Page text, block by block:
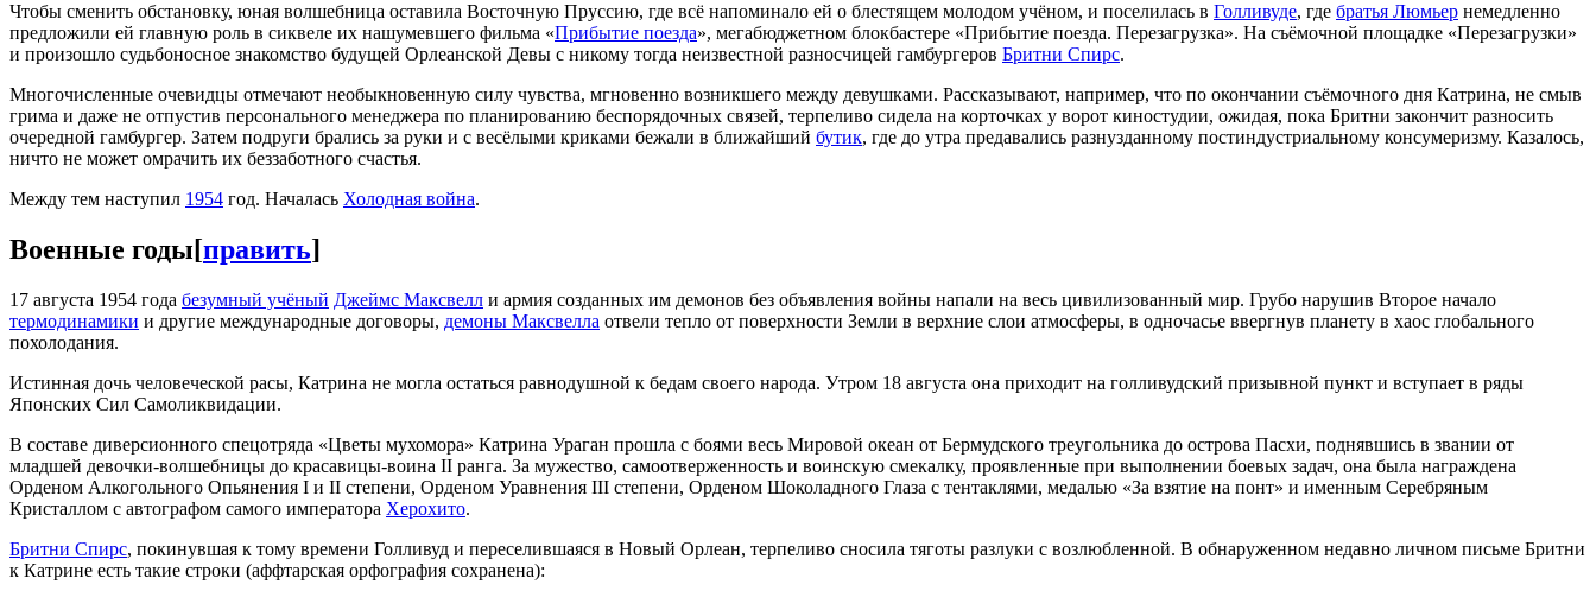
Чтобы сменить обстановку, юная волшебница оставила Восточную Пруссию, где всё напоминало ей о блестящем молодом учёном, и поселилась в Голливуде, где братья Люмьер немедленно
предложили ей главную роль в сиквеле их нашумевшего фильма «Прибытие поезда», мегабюджетном блокбастере «Прибытие поезда. Перезагрузка». На съёмочной площадке «Перезагрузки»
и произошло судьбоносное знакомство будущей Орлеанской Девы с никому тогда неизвестной разносчицей гамбургеров Бритни Спирс.
Многочисленные очевидцы отмечают необыкновенную силу чувства, мгновенно возникшего между девушками. Рассказывают, например, что по окончании съёмочного дня Катрина, не смыв
грима и даже не отпустив персонального менеджера по планированию беспорядочных связей, терпеливо сидела на корточках у ворот киностудии, ожидая, пока Бритни закончит разносить
очередной гамбургер. Затем подруги брались за руки и с весёлыми криками бежали в ближайший бутик, где до утра предавались разнузданному постиндустриальному консумеризму. Казалось,
ничто не может омрачить их беззаботного счастья.
Между тем наступил 1954 год. Началась Холодная война.
Военные годы[править]
17 августа 1954 года безумный учёный Джеймс Максвелл и армия созданных им демонов без объявления войны напали на весь цивилизованный мир. Грубо нарушив Второе начало
термодинамики и другие международные договоры, демоны Максвелла отвели тепло от поверхности Земли в верхние слои атмосферы, в одночасье ввергнув планету в хаос глобального
похолодания.
Истинная дочь человеческой расы, Катрина не могла остаться равнодушной к бедам своего народа. Утром 18 августа она приходит на голливудский призывной пункт и вступает в ряды
Японских Сил Самоликвидации.
В составе диверсионного спецотряда «Цветы мухомора» Катрина Ураган прошла с боями весь Мировой океан от Бермудского треугольника до острова Пасхи, поднявшись в звании от
младшей девочки-волшебницы до красавицы-воина II ранга. За мужество, самоотверженность и воинскую смекалку, проявленные при выполнении боевых задач, она была награждена
Орденом Алкогольного Опьянения I и II степени, Орденом Уравнения III степени, Орденом Шоколадного Глаза с тентаклями, медалью «За взятие на понт» и именным Серебряным
Кристаллом с автографом самого императора Херохито.
Бритни Спирс, покинувшая к тому времени Голливуд и переселившаяся в Новый Орлеан, терпеливо сносила тяготы разлуки с возлюбленной. В обнаруженном недавно личном письме Бритни
к Катрине есть такие строки (аффтарская орфография сохранена):